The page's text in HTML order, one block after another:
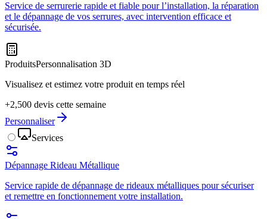
Service de serrurerie rapide et fiable pour l’installation, la réparation
et le dépannage de vos serrures, avec intervention efficace et
sécurisée.
ProduitsPersonnalisation 3D
Visualisez et estimez votre produit en temps réel
+2,500 devis cette semaine
Personnaliser
Services
Dépannage Rideau Métallique
Service rapide de dépannage de rideaux métalliques pour sécuriser
et remettre en fonctionnement votre installation.